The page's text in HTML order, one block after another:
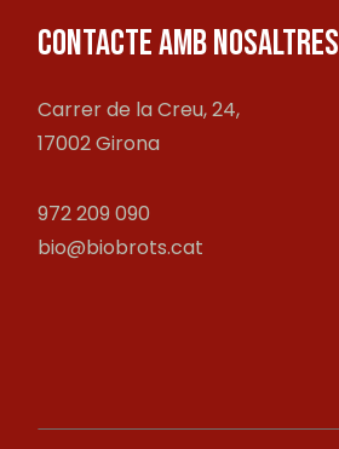
CONTACTE AMB NOSALTRES
Carrer de la Creu, 24,
17002 Girona
972 209 090
bio@biobrots.cat